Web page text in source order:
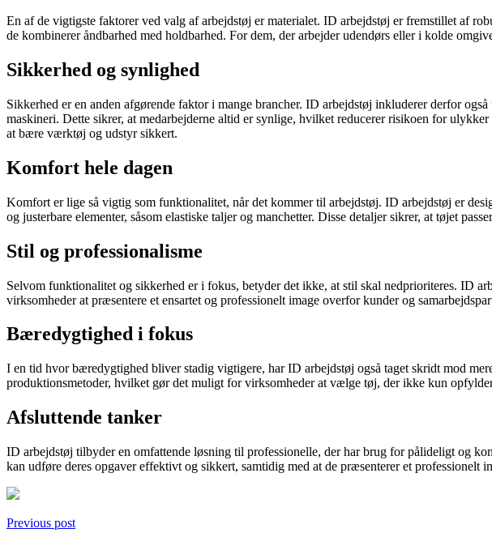
En af de vigtigste faktorer ved valg af arbejdstøj er materialet. ID arbejdstøj er fremstillet af
de kombinerer åndbarhed med holdbarhed. For dem, der arbejder udendørs eller i kolde
Sikkerhed og synlighed
Sikkerhed er en anden afgørende faktor i mange brancher. ID arbejdstøj inkluderer derfor
maskineri. Dette sikrer, at medarbejderne altid er synlige, hvilket reducerer risikoen for
at bære værktøj og udstyr sikkert.
Komfort hele dagen
Komfort er lige så vigtig som funktionalitet, når det kommer til arbejdstøj. ID arbejdstøj er
og justerbare elementer, såsom elastiske taljer og manchetter. Disse detaljer sikrer, at tøjet
Stil og professionalisme
Selvom funktionalitet og sikkerhed er i fokus, betyder det ikke, at stil skal nedprioriteres. ID
virksomheder at præsentere et ensartet og professionelt image overfor kunder og
Bæredygtighed i fokus
I en tid hvor bæredygtighed bliver stadig vigtigere, har ID arbejdstøj også taget skridt mod
produktionsmetoder, hvilket gør det muligt for virksomheder at vælge tøj, der ikke kun
Afsluttende tanker
ID arbejdstøj tilbyder en omfattende løsning til professionelle, der har brug for pålideligt og
kan udføre deres opgaver effektivt og sikkert, samtidig med at de præsenterer et professionelt
Previous post